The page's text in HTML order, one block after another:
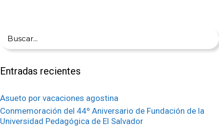
Buscar:
Entradas recientes
Asueto por vacaciones agostina
Conmemoración del 44º Aniversario de Fundación de la
Universidad Pedagógica de El Salvador